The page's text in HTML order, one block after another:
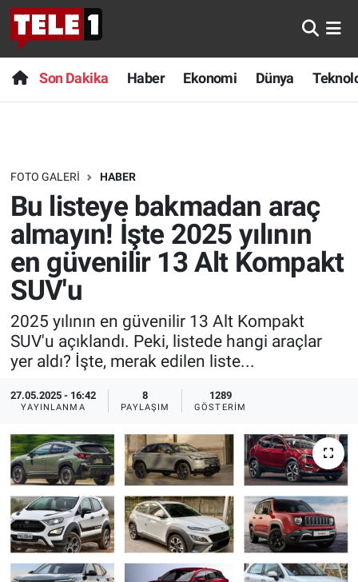
Son Dakika Haber Ekonomi Dünya
FOTO GALERI HABER
Bu listeye bakmadan araç
almayın! İşte 2025 yılının
en güvenilir 13 Alt Kompakt
SUV'u
2025 yılının en güvenilir 13 Alt Kompakt
SUV'u açıklandı. Peki, listede hangi araçlar
yer aldı? İşte, merak edilen liste...
27.05.2025 - 16:42
YAYINLANMA
8
PAYLAŞIM
1289
GÖSTERIM
Anında Manşet
Başka Sohbetler
Bilim turu
Bilim ve Teknoloji Evreni
Doğa Konuşuyor
Dünya
Ege Saati
Ege'den Esintiler
Eğlence
Ekonomi
Forum
Son Dakika
Haber
Dünya
Teknoloji
Sağlık
Spor
Yayın Akışı
İletişim
Nöbetçi Eczaneler
Hava Durumu
Trafik Durumu
Süper Lig Puan Durumu ve Fikstür
Tüm Manşetler
Son Dakika Haberleri
Haber Arşivi